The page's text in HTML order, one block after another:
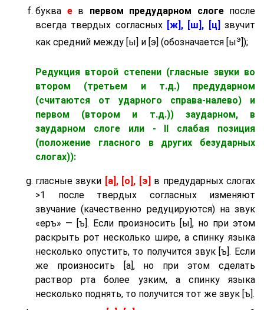
буква ев первом предударном слогепосле
всегда твердых согласных [ж], [ш], [ц] звучит
как средний между [ы] и [э] (обозначается [ыэ ]);
Редукция второй степени (гласные звуки во
втором (третьем и т.д.) предударном
(считаются от ударного справа-налево) и
первом (втором и т.д.)) заударном, в
заударном слогеили - II слабая позиция
(положение гласного в других безударных
слогах)):
гласные звуки [а], [о], [э]
в предударных слогах
>1 после твердых согласных изменяют
звучание (качественно редуцируются) на звук
«еръ» — [ъ]. Если произносить [ы], но при этом
раскрыть рот несколько шире, а спинку языка
несколько опустить, то получится звук [ъ]. Если
же произносить [а], но при этом сделать
раствор рта более узким, а спинку языка
несколько поднять, то получится тот же звук [ъ].